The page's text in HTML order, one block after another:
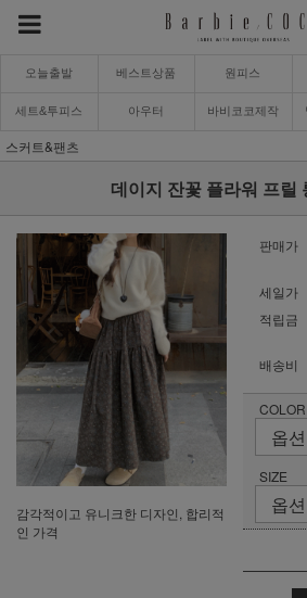
오늘출발 베스트상품 원피스
세트&투피스 아우터 바비코코제작
스커트&팬츠
데이지 잔꽃 플라워 프릴
감각적이고 유니크한 디자인, 합리적
인 가격
판매가
세일가
적립금
배송비
COLOR
SIZE